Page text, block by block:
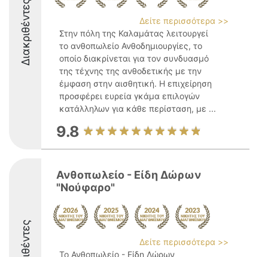
Διακριθέντες
Δείτε περισσότερα >>
Στην πόλη της Καλαμάτας λειτουργεί
το ανθοπωλείο Ανθοδημιουργίες, το
οποίο διακρίνεται για τον συνδυασμό
της τέχνης της ανθοδετικής με την
έμφαση στην αισθητική. Η επιχείρηση
προσφέρει ευρεία γκάμα επιλογών
κατάλληλων για κάθε περίσταση, με ...
9.8
Ανθοπωλείο - Είδη Δώρων
"Νούφαρο"
Δείτε περισσότερα >>
Το Ανθοπωλείο - Είδη Δώρων